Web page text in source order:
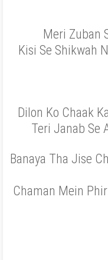
Meri Zuban
Kisi Se Shikwah
Dilon Ko Chaak
Teri Janab Se
Banaya Tha Jise
Chaman Mein